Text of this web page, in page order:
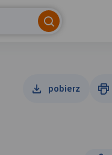
pobierz